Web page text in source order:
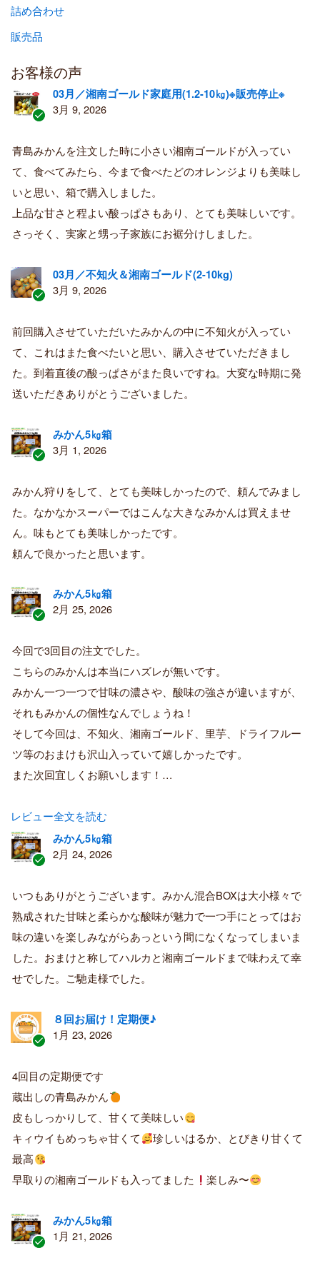
詰め合わせ
販売品
お客様の声
証
済
み
購
者
03月／湘南ゴールド家庭用(1.2-10㎏)※販売停止※
3月 9, 2026
青島みかんを注文した時に小さい湘南ゴールドが入ってい
て、食べてみたら、今まで食べたどのオレンジよりも美味し
いと思い、箱で購入しました。
上品な甘さと程よい酸っぱさもあり、とても美味しいです。
さっそく、実家と甥っ子家族にお裾分けしました。
証
済
み
購
者
03月／不知火＆湘南ゴールド(2-10kg)
3月 9, 2026
前回購入させていただいたみかんの中に不知火が入ってい
て、これはまた食べたいと思い、購入させていただきまし
た。到着直後の酸っぱさがまた良いですね。大変な時期に発
送いただきありがとうございました。
証
済
み
購
者
みかん5㎏箱
3月 1, 2026
みかん狩りをして、とても美味しかったので、頼んでみまし
た。なかなかスーパーではこんな大きなみかんは買えませ
ん。味もとても美味しかったです。
頼んで良かったと思います。
証
済
み
購
者
みかん5㎏箱
2月 25, 2026
今回で3回目の注文でした。
こちらのみかんは本当にハズレが無いです。
みかん一つ一つで甘味の濃さや、酸味の強さが違いますが、
それもみかんの個性なんでしょうね！
そして今回は、不知火、湘南ゴールド、里芋、ドライフルー
ツ等のおまけも沢山入っていて嬉しかったです。
また次回宜しくお願いします！…
レビュー全文を読む
証
済
み
購
者
みかん5㎏箱
2月 24, 2026
いつもありがとうございます。みかん混合BOXは大小様々で
熟成された甘味と柔らかな酸味が魅力で一つ手にとってはお
味の違いを楽しみながらあっという間になくなってしまいま
した。おまけと称してハルカと湘南ゴールドまで味わえて幸
せでした。ご馳走様でした。
証
済
み
購
者
８回お届け！定期便♪
1月 23, 2026
4回目の定期便です
蔵出しの青島みかん
皮もしっかりして、甘くて美味しい
キィウイもめっちゃ甘くて
珍しいはるか、とびきり甘くて
最高
早取りの湘南ゴールドも入ってました
楽しみ〜
みかん5㎏箱
1月 21, 2026